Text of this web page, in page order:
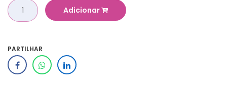
Adicionar
PARTILHAR